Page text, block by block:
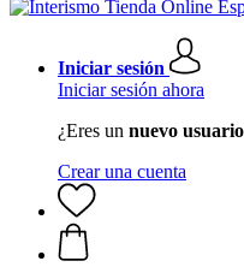
Iniciar sesión
Iniciar sesión ahora
¿Eres un nuevo
Crear una cuenta